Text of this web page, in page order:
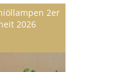
2er
2026